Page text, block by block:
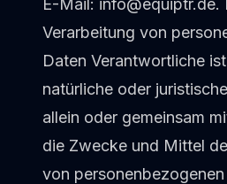
E-Mail: info@equiptr.de.
Verarbeitung von
Daten Verantwortliche
natürliche oder
allein oder gemeinsam
die Zwecke und Mittel
von